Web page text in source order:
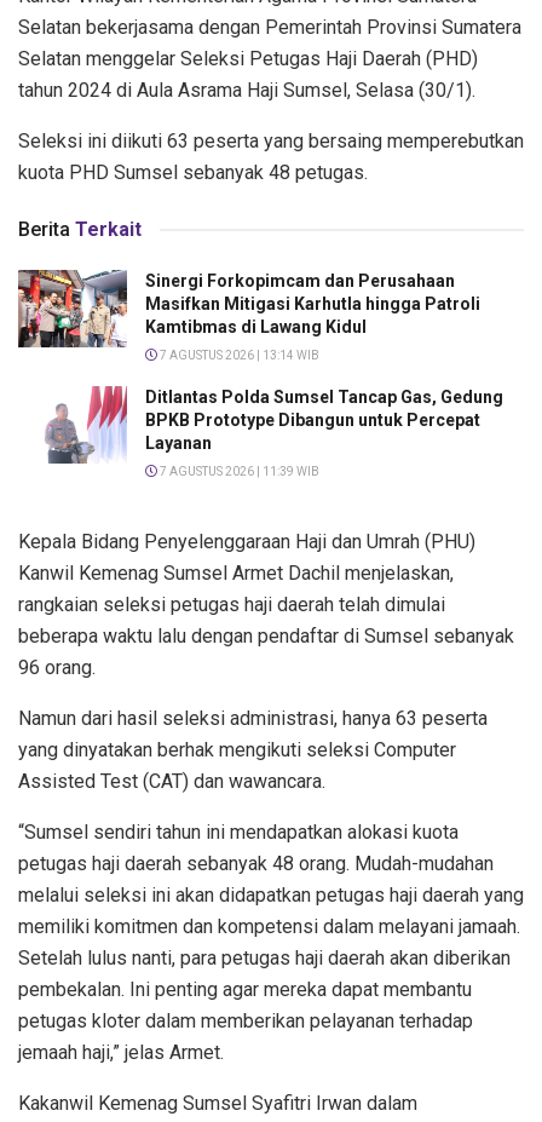
Selatan bekerjasama dengan Pemerintah Provinsi Sumatera
Selatan menggelar Seleksi Petugas Haji Daerah (PHD)
tahun 2024 di Aula Asrama Haji Sumsel, Selasa (30/1).
Seleksi ini diikuti 63 peserta yang bersaing memperebutkan
kuota PHD Sumsel sebanyak 48 petugas.
Berita Terkait
Sinergi Forkopimcam dan Perusahaan
Masifkan Mitigasi Karhutla hingga Patroli
Kamtibmas di Lawang Kidul
7 AGUSTUS 2026 | 13:14 WIB
Ditlantas Polda Sumsel Tancap Gas, Gedung
BPKB Prototype Dibangun untuk Percepat
Layanan
7 AGUSTUS 2026 | 11:39 WIB
Kepala Bidang Penyelenggaraan Haji dan Umrah (PHU)
Kanwil Kemenag Sumsel Armet Dachil menjelaskan,
rangkaian seleksi petugas haji daerah telah dimulai
beberapa waktu lalu dengan pendaftar di Sumsel sebanyak
96 orang.
Namun dari hasil seleksi administrasi, hanya 63 peserta
yang dinyatakan berhak mengikuti seleksi Computer
Assisted Test (CAT) dan wawancara.
“Sumsel sendiri tahun ini mendapatkan alokasi kuota
petugas haji daerah sebanyak 48 orang. Mudah-mudahan
melalui seleksi ini akan didapatkan petugas haji daerah yang
memiliki komitmen dan kompetensi dalam melayani jamaah.
Setelah lulus nanti, para petugas haji daerah akan diberikan
pembekalan. Ini penting agar mereka dapat membantu
petugas kloter dalam memberikan pelayanan terhadap
jemaah haji,” jelas Armet.
Kakanwil Kemenag Sumsel Syafitri Irwan dalam